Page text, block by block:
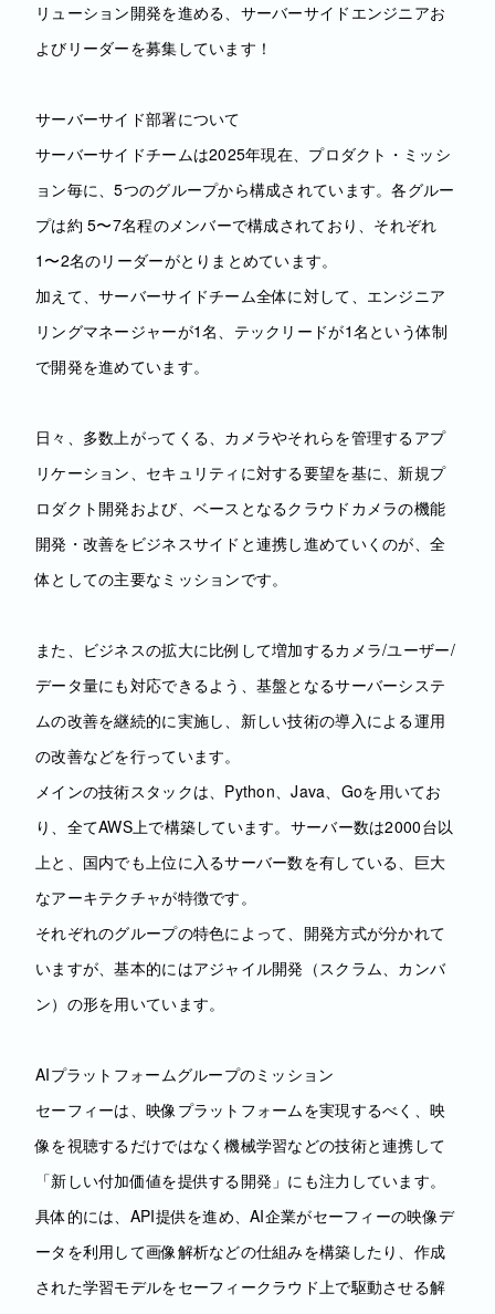
リューション開発を進める、サーバーサイドエンジニアお
よびリーダーを募集しています！
サーバーサイド部署について
サーバーサイドチームは2025年現在、プロダクト・ミッシ
ョン毎に、5つのグループから構成されています。各グルー
プは約 5〜7名程のメンバーで構成されており、それぞれ
1〜2名のリーダーがとりまとめています。
加えて、サーバーサイドチーム全体に対して、エンジニア
リングマネージャーが1名、テックリードが1名という体制
で開発を進めています。
日々、多数上がってくる、カメラやそれらを管理するアプ
リケーション、セキュリティに対する要望を基に、新規プ
ロダクト開発および、ベースとなるクラウドカメラの機能
開発・改善をビジネスサイドと連携し進めていくのが、全
体としての主要なミッションです。
また、ビジネスの拡⼤に⽐例して増加するカメラ/ユーザー/
データ量にも対応できるよう、基盤となるサーバーシステ
ムの改善を継続的に実施し、新しい技術の導⼊による運⽤
の改善などを行っています。
メインの技術スタックは、Python、Java、Goを用いてお
り、全てAWS上で構築しています。サーバー数は2000台以
上と、国内でも上位に入るサーバー数を有している、巨大
なアーキテクチャが特徴です。
それぞれのグループの特色によって、開発方式が分かれて
いますが、基本的にはアジャイル開発（スクラム、カンバ
ン）の形を用いています。
AIプラットフォームグループのミッション
セーフィーは、映像プラットフォームを実現するべく、映
像を視聴するだけではなく機械学習などの技術と連携して
「新しい付加価値を提供する開発」にも注⼒しています。
具体的には、API提供を進め、AI企業がセーフィーの映像デ
ータを利⽤して画像解析などの仕組みを構築したり、作成
された学習モデルをセーフィークラウド上で駆動させる解